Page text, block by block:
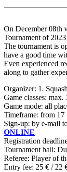
On December 08th
Tournament of
The tournament is
have a good time
Even experienced
along to gather
Organizer: 1.
Game classes:
Game mode: all
Timeframe: from
Sign-up: by e-mail
ONLINE
Registration
Tournament ball:
Referee: Player of
Entry fee: 25 € / 22